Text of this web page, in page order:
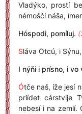
Vladýko, prostí
némošči náša,
Hóspodi, pomíluj.
Sláva Otcú, i
I nýňi i prísno, i vo
Ótče naš, íže jesí
priídet cárstvije
nebesí i na zemlí.